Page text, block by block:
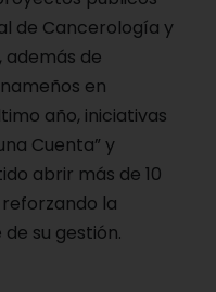
de Cancerología y
de
en
año, iniciativas
Cuenta” y
abrir más de 10
la
su gestión.